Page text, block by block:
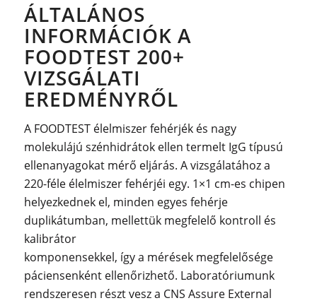
ÁLTALÁNOS
INFORMÁCIÓK A
FOODTEST 200+
VIZSGÁLATI
EREDMÉNYRŐL
A FOODTEST élelmiszer fehérjék és nagy
molekulájú szénhidrátok ellen termelt IgG típusú
ellenanyagokat mérő eljárás. A vizsgálatához a
220-féle élelmiszer fehérjéi egy. 1×1 cm-es chipen
helyezkednek el, minden egyes fehérje
duplikátumban, mellettük megfelelő kontroll és
kalibrátor
komponensekkel, így a mérések megfelelősége
páciensenként ellenőrizhető. Laboratóriumunk
rendszeresen részt vesz a CNS Assure External